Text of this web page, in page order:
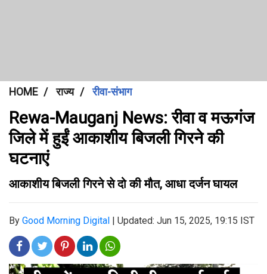
HOME राज्य रीवा-संभाग
Rewa-Mauganj News: रीवा व मऊगंज
जिले में हुईं आकाशीय बिजली गिरने की
घटनाएं
आकाशीय बिजली गिरने से दो की मौत, आधा दर्जन घायल
By Good Morning Digital | Updated: Jun 15, 2025, 19:15 IST